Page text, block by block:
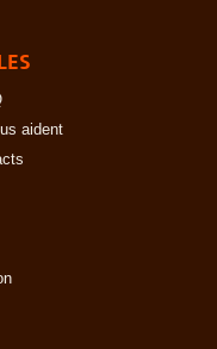
aident